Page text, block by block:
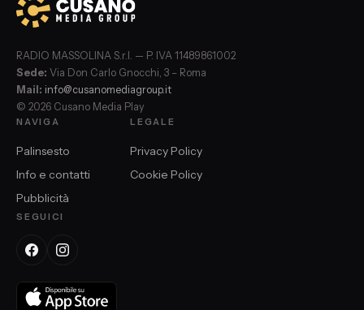
RADIO MASSOLINA S.r.l. — P. IVA 11489861002
Sede: Via Don Carlo Gnocchi, 3 – Roma
Mail: info@cusanomediagroup.it
© 2026 Cusano Media Play
NAVIGA
Palinsesto
Info e contatti
Pubblicità
LEGALE
Privacy Policy
Cookie Policy
SEGUICI